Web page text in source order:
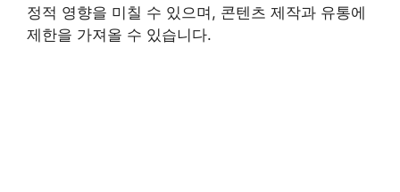
정적 영향을 미칠 수 있으며, 콘텐츠 제작과 유통에
제한을 가져올 수 있습니다.